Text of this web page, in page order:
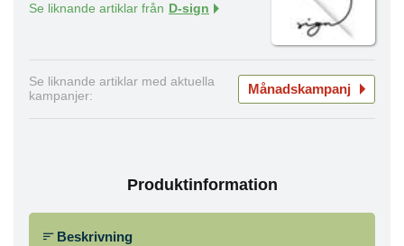
Se liknande artiklar från D-sign
Se liknande artiklar med aktuella
kampanjer:
Månadskampanj
Produktinformation
Beskrivning